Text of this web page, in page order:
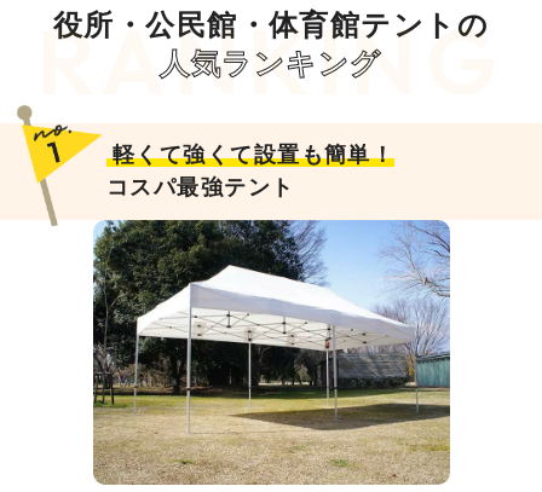
役所・公民館・体育館テントの
人気ランキング
軽くて強くて設置も簡単！
コスパ最強テント